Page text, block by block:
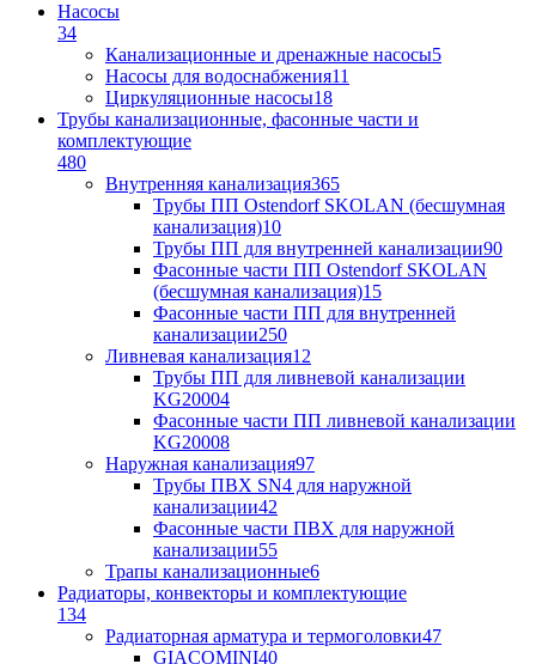
Насосы
34
Канализационные и дренажные насосы5
Насосы для водоснабжения11
Циркуляционные насосы18
Трубы канализационные, фасонные части и
комплектующие
480
Внутренняя канализация365
Трубы ПП Ostendorf SKOLAN (бесшумная
канализация)10
Трубы ПП для внутренней канализации90
Фасонные части ПП Ostendorf SKOLAN
(бесшумная канализация)15
Фасонные части ПП для внутренней
канализации250
Ливневая канализация12
Трубы ПП для ливневой канализации
KG20004
Фасонные части ПП ливневой канализации
KG20008
Наружная канализация97
Трубы ПВХ SN4 для наружной
канализации42
Фасонные части ПВХ для наружной
канализации55
Трапы канализационные6
Радиаторы, конвекторы и комплектующие
134
Радиаторная арматура и термоголовки47
GIACOMINI40